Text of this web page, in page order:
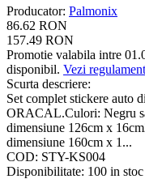
Producator: Palmonix
86.62 RON
157.49 RON
Promotie valabila intre
disponibil. Vezi
Scurta descriere:
Set complet stickere auto
ORACAL.Culori: Negru
dimensiune 126cm x
dimensiune 160cm x 1...
COD: STY-KS004
Disponibilitate: 100 in stoc